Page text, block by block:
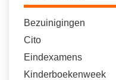
Bezuinigingen
Cito
Eindexamens
Kinderboekenweek